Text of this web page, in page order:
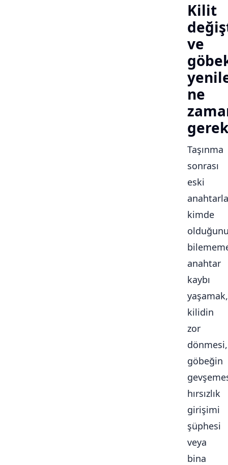
Kilit
ve
ne
Taşınma
sonrası
eski
kimde
anahtar
kaybı
yaşamak,
kilidin
zor
dönmesi,
göbeğin
hırsızlık
girişimi
şüphesi
veya
bina